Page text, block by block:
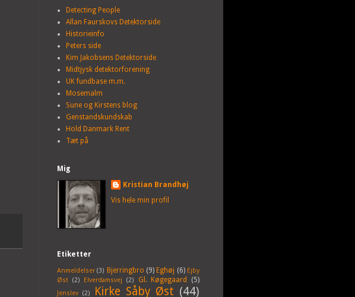
Detecting People
Allan Faurskovs Detektorside
Historieinfo
Peters side
Kim Jakobsens Detektorside
Midtjysk detektorforening
UK fundbase m.m.
Mosemalm
Sune og Kirstens blog
Genstandskundskab
Hold Danmark Rent
Tæt på
Mig
Kristian Brandhøj
Vis hele min profil
Etiketter
Anmeldelser (3) Bjerringbro (9) Eghøj (6) Ejby
Øst (2) Elverdamsvej (2) Gl. Køgegaard (5)
Jenslev (2) Kirke Såby Øst (44)